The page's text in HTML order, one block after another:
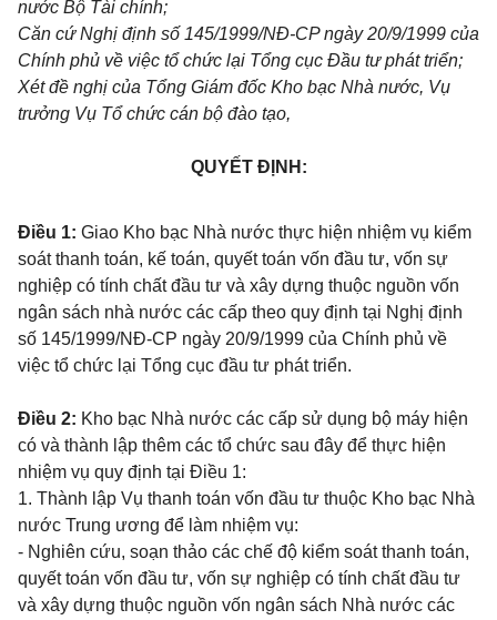
nước Bộ Tài chính;
Căn cứ Nghị định số 145/1999/NĐ-CP ngày 20/9/1999 của
Chính phủ về việc tổ chức lại Tổng cục Đầu tư phát triển;
Xét đề nghị của Tổng Giám đốc Kho bạc Nhà nước, Vụ
trưởng Vụ Tổ chức cán bộ đào tạo,
QUYẾT ĐỊNH:
Điều 1: Giao Kho bạc Nhà nước thực hiện nhiệm vụ kiểm
soát thanh toán, kế toán, quyết toán vốn đầu tư, vốn sự
nghiệp có tính chất đầu tư và xây dựng thuộc nguồn vốn
ngân sách nhà nước các cấp theo quy định tại Nghị định
số 145/1999/NĐ-CP ngày 20/9/1999 của Chính phủ về
việc tổ chức lại Tổng cục đầu tư phát triển.
Điều 2: Kho bạc Nhà nước các cấp sử dụng bộ máy hiện
có và thành lập thêm các tổ chức sau đây để thực hiện
nhiệm vụ quy định tại Điều 1:
1. Thành lập Vụ thanh toán vốn đầu tư thuộc Kho bạc Nhà
nước Trung ương để làm nhiệm vụ:
- Nghiên cứu, soạn thảo các chế độ kiểm soát thanh toán,
quyết toán vốn đầu tư, vốn sự nghiệp có tính chất đầu tư
và xây dựng thuộc nguồn vốn ngân sách Nhà nước các